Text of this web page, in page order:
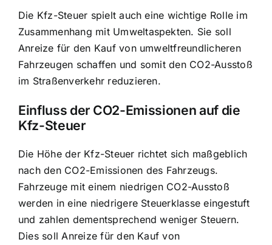
Die Kfz-Steuer spielt auch eine wichtige Rolle im
Zusammenhang mit Umweltaspekten. Sie soll
Anreize für den Kauf von umweltfreundlicheren
Fahrzeugen schaffen und somit den CO2-Ausstoß
im Straßenverkehr reduzieren.
Einfluss der CO2-Emissionen auf die
Kfz-Steuer
Die Höhe der Kfz-Steuer richtet sich maßgeblich
nach den CO2-Emissionen des Fahrzeugs.
Fahrzeuge mit einem niedrigen CO2-Ausstoß
werden in eine niedrigere Steuerklasse eingestuft
und zahlen dementsprechend weniger Steuern.
Dies soll Anreize für den Kauf von